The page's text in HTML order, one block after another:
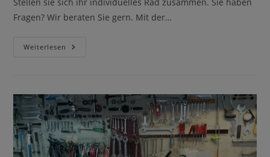
Fragen? Wir beraten Sie gern. Mit der…
Weiterlesen